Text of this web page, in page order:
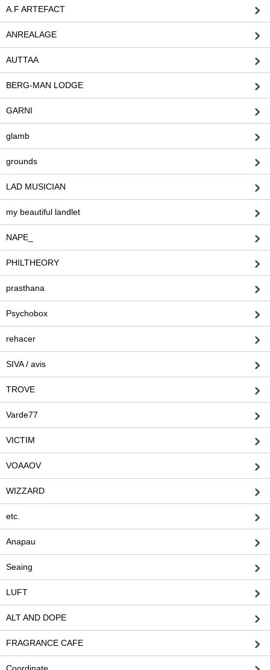
A.F ARTEFACT
ANREALAGE
AUTTAA
BERG-MAN LODGE
GARNI
glamb
grounds
LAD MUSICIAN
my beautiful landlet
NAPE_
PHILTHEORY
prasthana
Psychobox
rehacer
SIVA / avis
TROVE
Varde77
VICTIM
VOAAOV
WIZZARD
etc.
Anapau
Seaing
LUFT
ALT AND DOPE
FRAGRANCE CAFE